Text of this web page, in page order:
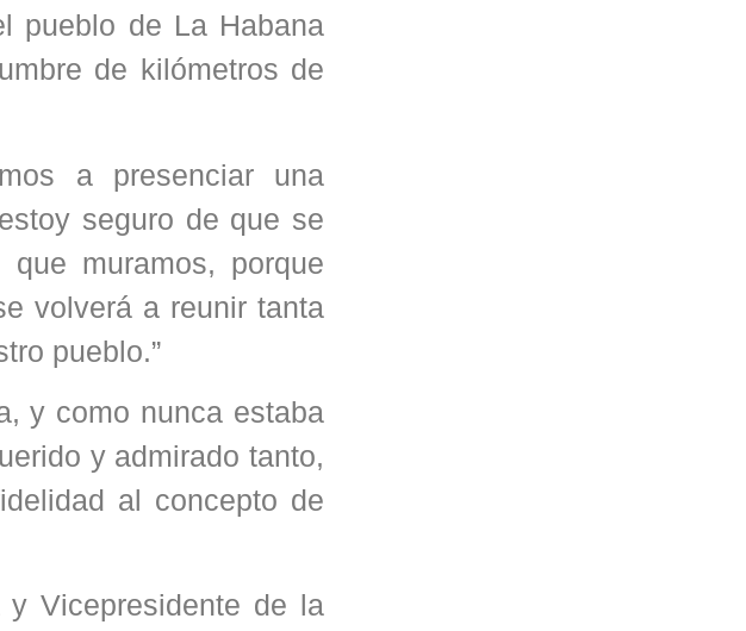
pueblo de La Habana
de kilómetros de
a presenciar una
seguro de que se
muramos, porque
volverá a reunir tanta
pueblo.”
y como nunca estaba
y admirado tanto,
al concepto de
Vicepresidente de la